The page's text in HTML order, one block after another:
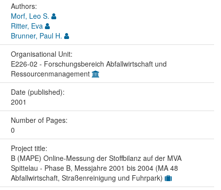
Authors:
Morf, Leo S.
Ritter, Eva
Brunner, Paul H.
Organisational Unit:
E226-02 - Forschungsbereich Abfallwirtschaft und
Ressourcenmanagement
Date (published):
2001
Number of Pages:
0
Project title:
B (MAPE) Online-Messung der Stoffbilanz auf der MVA
Spittelau - Phase B, Messjahre 2001 bis 2004 (MA 48
Abfallwirtschaft, Straßenreinigung und Fuhrpark)